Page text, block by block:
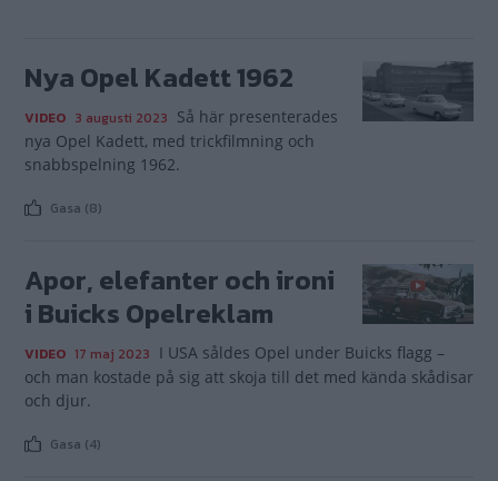
Nya Opel Kadett 1962
VIDEO 3 augusti 2023 Så här presenterades
nya Opel Kadett, med trickfilmning och
snabbspelning 1962.
Gasa (8)
Apor, elefanter och ironi
i Buicks Opelreklam
VIDEO 17 maj 2023 I USA såldes Opel under Buicks flagg –
och man kostade på sig att skoja till det med kända skådisar
och djur.
Gasa (4)